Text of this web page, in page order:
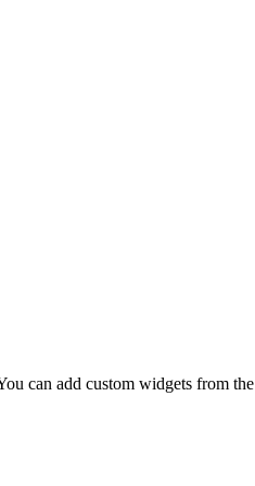
can add custom widgets from the